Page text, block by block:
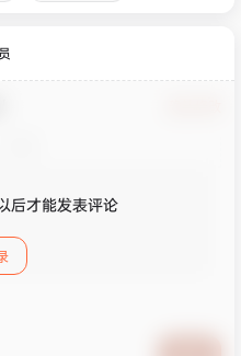
后才能发表评论